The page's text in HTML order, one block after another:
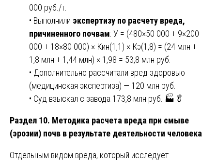
000 руб./т.
• Выполнили экспертизу по расчету вреда,
причиненного почвам: У = (480×50 000 + 9×200
000 + 18×80 000) × Кин(1,1) × Кэ(1,8) = (24 млн +
1,8 млн + 1,44 млн) × 1,98 = 53,8 млн руб.
• Дополнительно рассчитали вред здоровью
(медицинская экспертиза) — 120 млн руб.
• Суд взыскал с завода 173,8 млн руб. 🏭🥬
Раздел 10. Методика расчета вреда при смыве
(эрозии) почв в результате деятельности человека
Отдельным видом вреда, который исследует